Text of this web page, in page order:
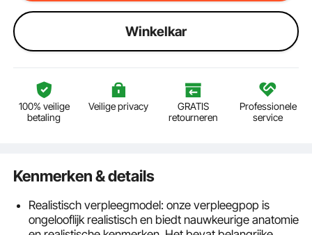
Winkelkar
100% veilige
betaling
Veilige privacy
GRATIS
retourneren
Professionele
service
Kenmerken & details
Realistisch verpleegmodel: onze verpleegpop is
ongelooflijk realistisch en biedt nauwkeurige anatomie